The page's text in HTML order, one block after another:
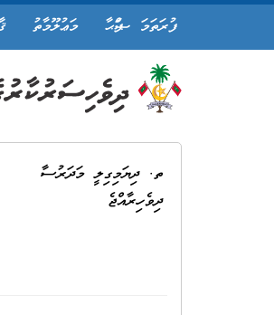
ފުރަތަމަ ޞަފްޙާ މަޢުލޫމާތު
ތ. ދިޔަމިގިލީ މަދަރުސާ
ދިވެހިރާއްޖެ